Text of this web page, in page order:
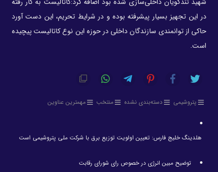
در این تجهیز بسیار پیشرفته بوده و در شرایط تحریم، این دست آورد
حاکی از توانمندی سازندگان داخلی در حوزه این نوع کاتالیست پیچیده
است.
پتروشیمی دسته‌بندی نشده منتخب مهمترین عناوین
هلدینگ خلیج فارس: تعیین اولویت توزیع برق با شرکت ملی پتروشیمی است
توضیح مبین انرژی در خصوص رای شورای رقابت